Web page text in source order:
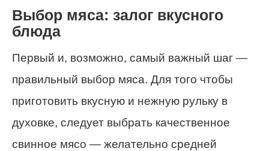
Выбор мяса: залог вкусного
блюда
Первый и, возможно, самый важный шаг —
правильный выбор мяса. Для того чтобы
приготовить вкусную и нежную рульку в
духовке, следует выбрать качественное
свинное мясо — желательно средней